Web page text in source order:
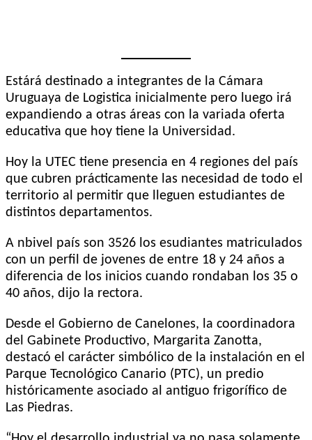
Estárá destinado a integrantes de la Cámara
Uruguaya de Logistica inicialmente pero luego irá
expandiendo a otras áreas con la variada oferta
educativa que hoy tiene la Universidad.
Hoy la UTEC tiene presencia en 4 regiones del país
que cubren prácticamente las necesidad de todo el
territorio al permitir que lleguen estudiantes de
distintos departamentos.
A nbivel país son 3526 los esudiantes matriculados
con un perfil de jovenes de entre 18 y 24 años a
diferencia de los inicios cuando rondaban los 35 o
40 años, dijo la rectora.
Desde el Gobierno de Canelones, la coordinadora
del Gabinete Productivo, Margarita Zanotta,
destacó el carácter simbólico de la instalación en el
Parque Tecnológico Canario (PTC), un predio
históricamente asociado al antiguo frigorífico de
Las Piedras.